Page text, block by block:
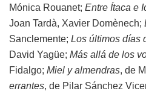
Mónica Rouanet; Entre Ítaca e
Joan Tardà, Xavier Domènech;
Sanclemente; Los últimos días
David Yagüe; Más allá de los
Fidalgo; Miel y almendras, de
errantes, de Pilar Sánchez